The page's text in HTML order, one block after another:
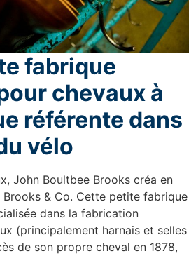
fabrique
chevaux à
référente dans
vélo
John Boultbee Brooks créa en
Brooks & Co. Cette petite fabrique
dans la fabrication
(principalement harnais et selles
de son propre cheval en 1878,